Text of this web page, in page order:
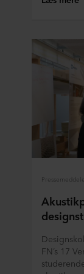
FN’s 17